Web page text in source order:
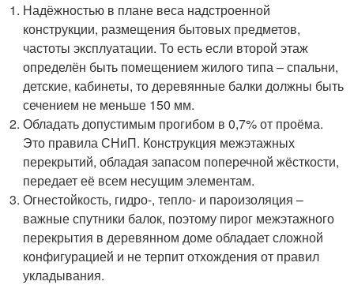
Надёжностью в плане веса надстроенной
конструкции, размещения бытовых предметов,
частоты эксплуатации. То есть если второй этаж
определён быть помещением жилого типа – спальни,
детские, кабинеты, то деревянные балки должны быть
сечением не меньше 150 мм.
Обладать допустимым прогибом в 0,7% от проёма.
Это правила СНиП. Конструкция межэтажных
перекрытий, обладая запасом поперечной жёсткости,
передает её всем несущим элементам.
Огнестойкость, гидро-, тепло- и пароизоляция –
важные спутники балок, поэтому пирог межэтажного
перекрытия в деревянном доме обладает сложной
конфигурацией и не терпит отхождения от правил
укладывания.